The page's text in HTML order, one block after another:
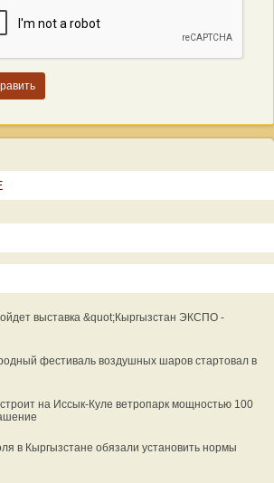
выставка &quot;Кыргызстан ЭКСПО -
фестиваль воздушных шаров стартовал в
на Иссык-Куле ветропарк мощностью 100
в Кыргызстане обязали установить нормы